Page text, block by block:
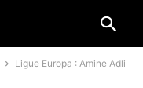
Ligue Europa : Amine Adli